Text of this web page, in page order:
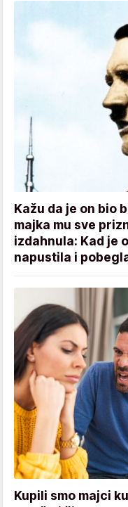
Kažu da je on bio
majka mu sve
izdahnula: Kad je
napustila i
Kupili smo majci